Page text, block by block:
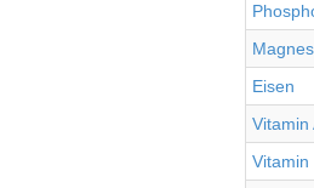
Eisen
Vitamin
Vitamin